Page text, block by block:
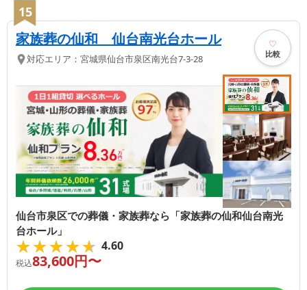
15
家族葬の仙和 仙台南光台ホール
対応エリア： 宮城県仙台市泉区南光台7-3-28 比較
仙台市泉区での葬儀・家族葬なら「家族葬の仙和仙台南光
台ホール」
★★★★★
★★★★★ 4.60
税込83,600円〜